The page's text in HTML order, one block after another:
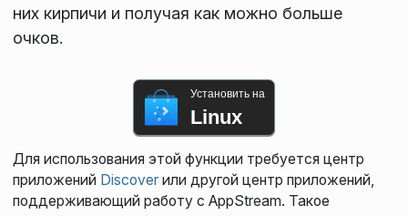
них кирпичи и получая как можно больше
очков.
Установить на
Linux
Для использования этой функции требуется центр
приложений Discoverили другой центр приложений,
поддерживающий работу с AppStream. Такое